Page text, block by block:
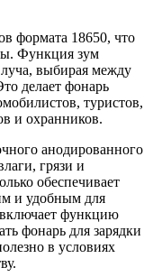
формата 18650, что
Функция зум
луча, выбирая между
делает фонарь
туристов,
и охранников.
анодированного
грязи и
обеспечивает
и удобным для
функцию
фонарь для зарядки
в условиях